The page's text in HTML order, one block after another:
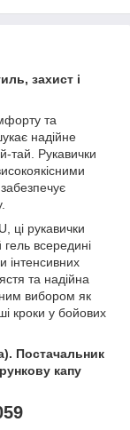
захист і
та
надійне
тай. Рукавички
ці рукавички
всередині
інтенсивних
та надійна
вибором як
кроки у бойових
Постачальник
капу